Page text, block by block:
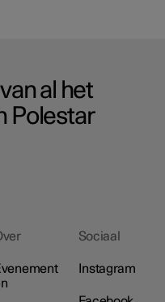
al het
Polestar
Sociaal
Instagram